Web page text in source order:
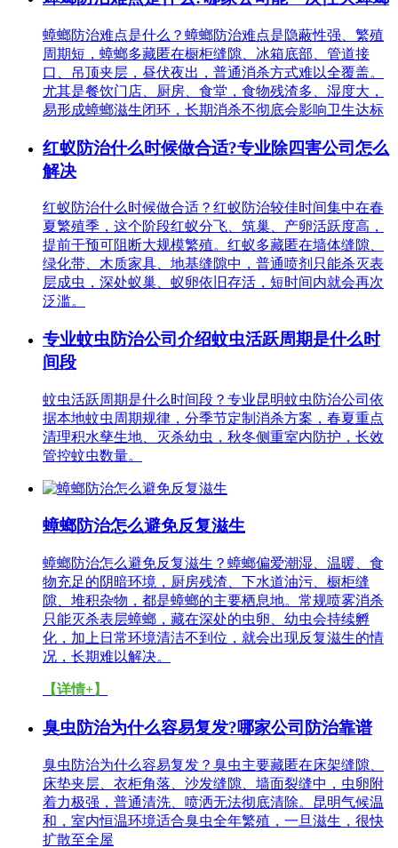
蟑螂防治难点是什么？蟑螂防治难点是隐蔽性强、繁殖
周期短，蟑螂多藏匿在橱柜缝隙、冰箱底部、管道接
口、吊顶夹层，昼伏夜出，普通消杀方式难以全覆盖。
尤其是餐饮门店、厨房、食堂，食物残渣多、湿度大，
易形成蟑螂滋生闭环，长期消杀不彻底会影响卫生达标
红蚁防治什么时候做合适?专业除四害公司怎么
解决
红蚁防治什么时候做合适？红蚁防治较佳时间集中在春
夏繁殖季，这个阶段红蚁分飞、筑巢、产卵活跃度高，
提前干预可阻断大规模繁殖。红蚁多藏匿在墙体缝隙、
绿化带、木质家具、地基缝隙中，普通喷剂只能杀灭表
层成虫，深处蚁巢、蚁卵依旧存活，短时间内就会再次
泛滥。
专业蚊虫防治公司介绍蚊虫活跃周期是什么时
间段
蚊虫活跃周期是什么时间段？专业昆明蚊虫防治公司依
据本地蚊虫周期规律，分季节定制消杀方案，春夏重点
清理积水孳生地、灭杀幼虫，秋冬侧重室内防护，长效
管控蚊虫数量。
蟑螂防治怎么避免反复滋生
蟑螂防治怎么避免反复滋生？蟑螂偏爱潮湿、温暖、食
物充足的阴暗环境，厨房残渣、下水道油污、橱柜缝
隙、堆积杂物，都是蟑螂的主要栖息地。常规喷雾消杀
只能灭杀表层蟑螂，藏在深处的虫卵、幼虫会持续孵
化，加上日常环境清洁不到位，就会出现反复滋生的情
况，长期难以解决。
【详情+】
臭虫防治为什么容易复发?哪家公司防治靠谱
臭虫防治为什么容易复发？臭虫主要藏匿在床架缝隙、
床垫夹层、衣柜角落、沙发缝隙、墙面裂缝中，虫卵附
着力极强，普通清洗、喷洒无法彻底清除。昆明气候温
和，室内恒温环境适合臭虫全年繁殖，一旦滋生，很快
扩散至全屋